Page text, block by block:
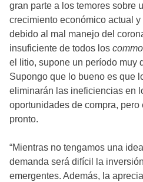
gran parte a los temores sobre
crecimiento económico actual
debido al mal manejo del
insuficiente de todos los
el litio, supone un período muy
Supongo que lo bueno es que
eliminarán las ineficiencias en
oportunidades de compra, pero
pronto.
“Mientras no tengamos una
demanda será difícil la
emergentes. Además, la